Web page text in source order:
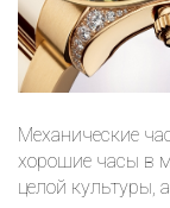
Механические
хорошие часы в
целой культуры,